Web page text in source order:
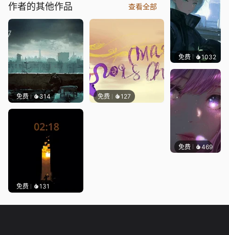
作者的其他作品 查看全部
免费 314 免费 127
免费 131
免费 1032辰东
免费 469辰东